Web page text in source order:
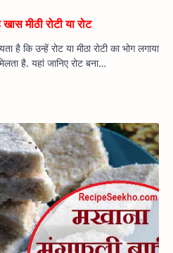
मीठी रोटी या रोट
है कि उन्हें रोट या मीठा रोटी का भोग लगाया
है. यहां जानिए रोट बना…